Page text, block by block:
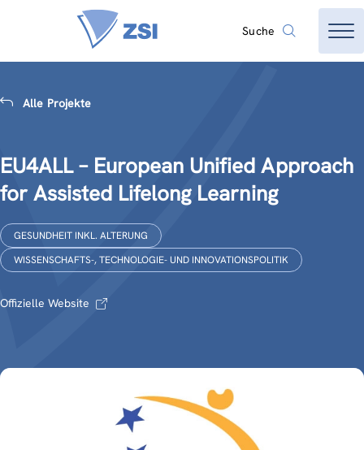
Suche
Alle Projekte
EU4ALL – European Unified Approach
for Assisted Lifelong Learning
GESUNDHEIT INKL. ALTERUNG
WISSENSCHAFTS-, TECHNOLOGIE- UND INNOVATIONSPOLITIK
Offizielle Website